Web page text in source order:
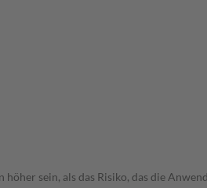
sein, als das Risiko, das die